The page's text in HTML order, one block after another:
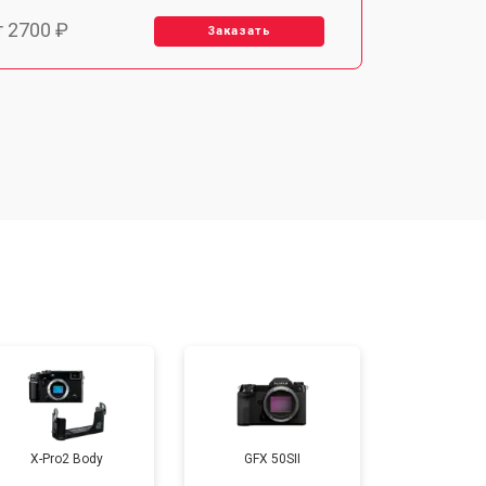
2700 ₽ Заказать
4300 ₽ Заказать
X-Pro2 Body GFX 50SII